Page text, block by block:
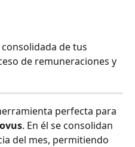
de tus
de remuneraciones y
perfecta para
. En él se consolidan
del mes, permitiendo